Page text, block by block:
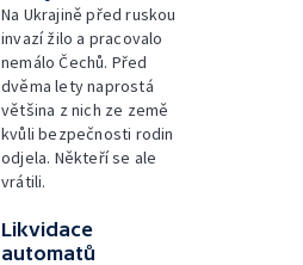
Na Ukrajině před ruskou
invazí žilo a pracovalo
nemálo Čechů. Před
dvěma lety naprostá
většina z nich ze země
kvůli bezpečnosti rodin
odjela. Někteří se ale
vrátili.
Likvidace
automatů